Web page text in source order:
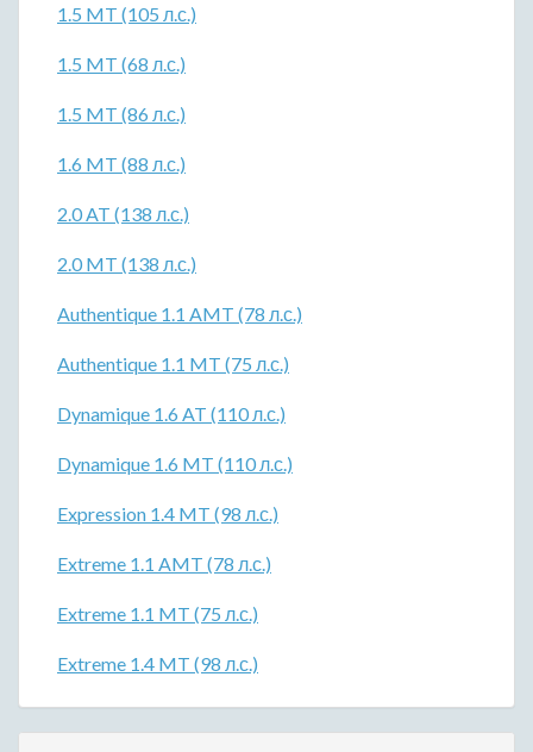
1.5 MT (105 л.с.)
1.5 MT (68 л.с.)
1.5 MT (86 л.с.)
1.6 MT (88 л.с.)
2.0 AT (138 л.с.)
2.0 MT (138 л.с.)
Authentique 1.1 AMT (78 л.с.)
Authentique 1.1 MT (75 л.с.)
Dynamique 1.6 AT (110 л.с.)
Dynamique 1.6 MT (110 л.с.)
Expression 1.4 MT (98 л.с.)
Extreme 1.1 AMT (78 л.с.)
Extreme 1.1 MT (75 л.с.)
Extreme 1.4 MT (98 л.с.)